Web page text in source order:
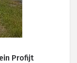
Profijt